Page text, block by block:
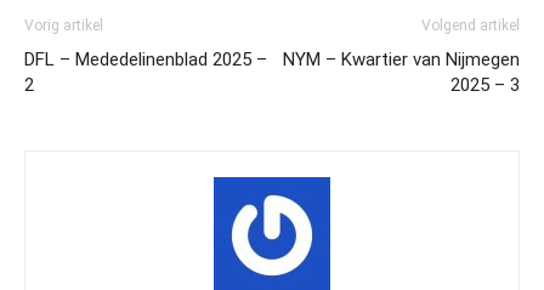
Vorig artikel
DFL – Mededelinenblad 2025 –
2
Volgend artikel
NYM – Kwartier van Nijmegen
2025 – 3